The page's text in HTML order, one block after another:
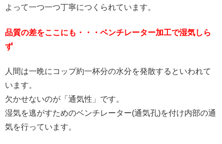
よって一つ一つ丁寧につくられています。
品質の差をここにも・・・ベンチレーター加工で湿気しら
ず
人間は一晩にコップ約一杯分の水分を発散するといわれて
います。
欠かせないのが「通気性」です。
湿気を逃がすためのベンチレーター(通気孔)を付け内部の通
気を行っています。